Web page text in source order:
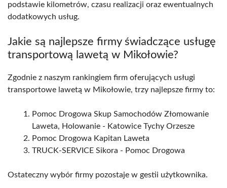
podstawie kilometrów, czasu realizacji oraz ewentualnych
dodatkowych usług.
Jakie są najlepsze firmy świadczące usługę
transportową lawetą w Mikołowie?
Zgodnie z naszym rankingiem firm oferujących usługi
transportowe lawetą w Mikołowie, trzy najlepsze firmy to:
Pomoc Drogowa Skup Samochodów Złomowanie
Laweta, Holowanie - Katowice Tychy Orzesze
Pomoc Drogowa Kapitan Laweta
TRUCK-SERVICE Sikora - Pomoc Drogowa
Ostateczny wybór firmy pozostaje w gestii użytkownika.